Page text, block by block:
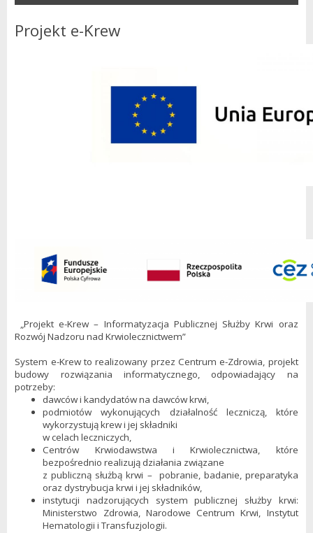
Projekt e-Krew
„Projekt e-Krew – Informatyzacja Publicznej Służby Krwi oraz
Rozwój Nadzoru nad Krwiolecznictwem”
System e-Krew to realizowany przez Centrum e-Zdrowia, projekt
budowy rozwiązania informatycznego, odpowiadający na
potrzeby:
dawców i kandydatów na dawców krwi,
podmiotów wykonujących działalność leczniczą, które
wykorzystują krew i jej składniki
w celach leczniczych,
Centrów Krwiodawstwa i Krwiolecznictwa, które
bezpośrednio realizują działania związane
z publiczną służbą krwi – pobranie, badanie, preparatyka
oraz dystrybucja krwi i jej składników,
instytucji nadzorujących system publicznej służby krwi:
Ministerstwo Zdrowia, Narodowe Centrum Krwi, Instytut
Hematologii i Transfuzjologii.